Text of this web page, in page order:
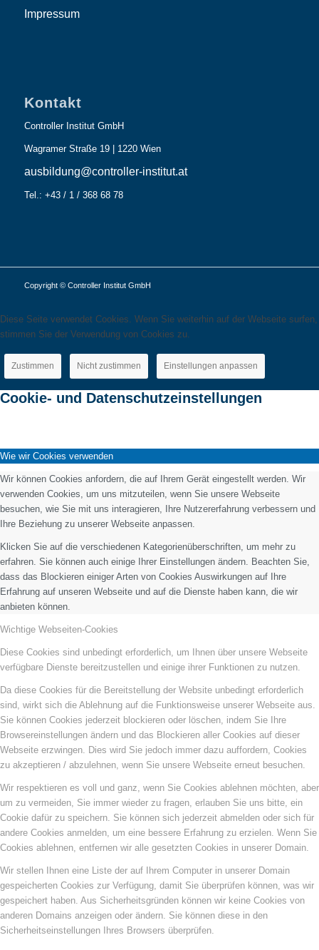
Impressum
Kontakt
Controller Institut GmbH
Wagramer Straße 19 | 1220 Wien
ausbildung@controller-institut.at
Tel.: +43 / 1 / 368 68 78
Copyright © Controller Institut GmbH
Diese Seite verwendet Cookies. Wenn Sie weiterhin auf der Webseite surfen,
stimmen Sie der Verwendung von Cookies zu.
Zustimmen Nicht zustimmen Einstellungen anpassen
Cookie- und Datenschutzeinstellungen
Wie wir Cookies verwenden
Wir können Cookies anfordern, die auf Ihrem Gerät eingestellt werden. Wir
verwenden Cookies, um uns mitzuteilen, wenn Sie unsere Webseite
besuchen, wie Sie mit uns interagieren, Ihre Nutzererfahrung verbessern und
Ihre Beziehung zu unserer Webseite anpassen.
Klicken Sie auf die verschiedenen Kategorienüberschriften, um mehr zu
erfahren. Sie können auch einige Ihrer Einstellungen ändern. Beachten Sie,
dass das Blockieren einiger Arten von Cookies Auswirkungen auf Ihre
Erfahrung auf unseren Webseite und auf die Dienste haben kann, die wir
anbieten können.
Wichtige Webseiten-Cookies
Diese Cookies sind unbedingt erforderlich, um Ihnen über unsere Webseite
verfügbare Dienste bereitzustellen und einige ihrer Funktionen zu nutzen.
Da diese Cookies für die Bereitstellung der Website unbedingt erforderlich
sind, wirkt sich die Ablehnung auf die Funktionsweise unserer Webseite aus.
Sie können Cookies jederzeit blockieren oder löschen, indem Sie Ihre
Browsereinstellungen ändern und das Blockieren aller Cookies auf dieser
Webseite erzwingen. Dies wird Sie jedoch immer dazu auffordern, Cookies
zu akzeptieren / abzulehnen, wenn Sie unsere Webseite erneut besuchen.
Wir respektieren es voll und ganz, wenn Sie Cookies ablehnen möchten, aber
um zu vermeiden, Sie immer wieder zu fragen, erlauben Sie uns bitte, ein
Cookie dafür zu speichern. Sie können sich jederzeit abmelden oder sich für
andere Cookies anmelden, um eine bessere Erfahrung zu erzielen. Wenn Sie
Cookies ablehnen, entfernen wir alle gesetzten Cookies in unserer Domain.
Wir stellen Ihnen eine Liste der auf Ihrem Computer in unserer Domain
gespeicherten Cookies zur Verfügung, damit Sie überprüfen können, was wir
gespeichert haben. Aus Sicherheitsgründen können wir keine Cookies von
anderen Domains anzeigen oder ändern. Sie können diese in den
Sicherheitseinstellungen Ihres Browsers überprüfen.